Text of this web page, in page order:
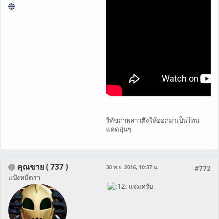
รีทัชภาพสาวตึงให้ออกมาเป็นโทน
แดดอุ่นๆ
คุณชาย ( 737 )
แป้งหมี่ตรา
#772
30 พ.ย. 2016, 10:37 น.
แจ่มครับ